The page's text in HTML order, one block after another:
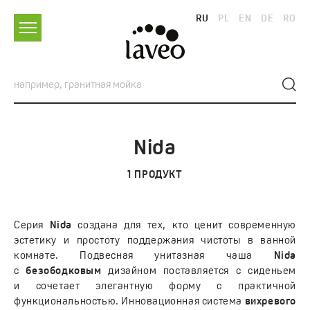
RU PL EN DE RO
Nida
ПРОДУКТ
Серия Nida
создана для тех, кто ценит современную
эстетику и простоту поддержания чистоты в ванной
комнате. Подвесная унитазная чаша
Nida
сбезободковым
дизайном поставляется с сиденьем
и сочетает элегантную форму с практичной
функциональностью. Инновационная система вихревого